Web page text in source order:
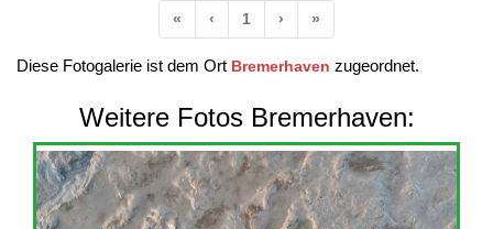
« Anfang
‹ Vorherige
1 › Nächste
»
Diese Fotogalerie ist dem Ort Bremerhaven zugeordnet.
Weitere Fotos Bremerhaven: